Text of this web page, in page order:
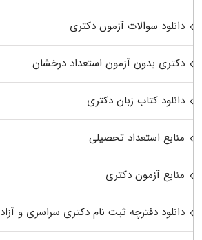
دانلود سوالات آزمون دکتری
دکتری بدون آزمون استعداد درخشان
دانلود کتاب زبان دکتری
منابع استعداد تحصیلی
منابع آزمون دکتری
دانلود دفترچه ثبت نام دکتری سراسری و آزاد